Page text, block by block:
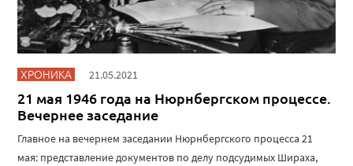
ХРОНИКА 21.05.2021
21 мая 1946 года на Нюрнбергском процессе.
Вечернее заседание
Главное на вечернем заседании Нюрнбергского процесса 21
мая: представление документов по делу подсудимых Шираха,